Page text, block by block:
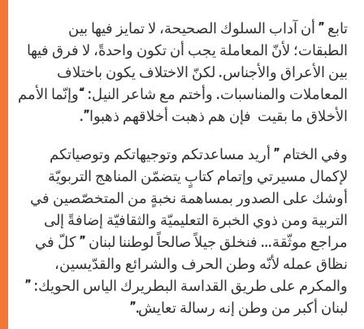
تابع ” أن آداب السلوك الصحيحة، لا تمايز فيها بين
الطبقات؛ لأنّ المعاملة يجب أن تكون واحدةً، لا فرق فيها
بين الأعراق والأجناس. لكنّ الاختلاف يكون باختلاف
المعاملات والمناسبات. وأختم مع شاعر النيل: “وإنّما الأمم
الأخلاق ما بقيت فإن هم ذهبت أخلاقهم ذهبوا”.
وفي الختام ” أريد مساعدتكم وتوجيهاتكم وتوصياتكم
لإكمال مسيرتي وإتمام كتابٍ يتضمّن المناهج التربويّة
أوشك على الصدور بمساهمة نخبةٍ من المتخصّصين في
التربية ومن ذوي الخبرة التعليميّة والثقافيّة إضافةً إلى
مراجع موثّقة… فنخلق جيلاً صالحاً لوطننا لبنان ” كلّ في
نظاق عمله لأنّه وطن الحرف والشرائع والقدّيسين،
والمكرم على طريق القداسة البطريرك الياس الحويك: ”
لبنان أكبر من وطن إنه رسالة تعايش.”